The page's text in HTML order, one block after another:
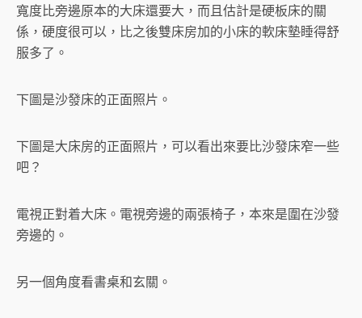
寬度比旁邊原本的大床還要大，而且估計是硬板床的關
係，硬度很可以，比之後雙床房加的小床的軟床墊睡得舒
服多了。
下圖是沙發床的正面照片。
下圖是大床房的正面照片，可以看出來要比沙發床窄一些
吧？
電視正對着大床。電視旁邊的兩張椅子，本來是圍在沙發
旁邊的。
另一個角度看書桌和玄關。